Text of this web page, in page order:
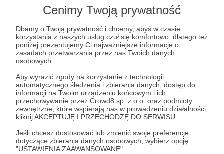
Cenimy Twoją prywatność
Dbamy o Twoją prywatność i chcemy, abyś w czasie
korzystania z naszych usług czuł się komfortowo, dlatego też
poniżej prezentujemy Ci najważniejsze informacje o
zasadach przetwarzania przez nas Twoich danych
osobowych.
Aby wyrazić zgody na korzystanie z technologii
automatycznego śledzenia i zbierania danych, dostęp do
informacji na Twoim urządzeniu końcowym i ich
przechowywanie przez Crowd8 sp. z o.o. oraz podmioty
zewnętrzne, które wspierają nas w prowadzeniu działalności,
kliknij AKCEPTUJĘ I PRZECHODZĘ DO SERWISU.
Jeśli chcesz dostosować lub zmienić swoje preferencje
dotyczące zbierania danych osobowych, wybierz opcję
"USTAWIENIA ZAAWANSOWANE".
Zapamiętaj mnie Zapomniałeś hasła?
Zaloguj
lub